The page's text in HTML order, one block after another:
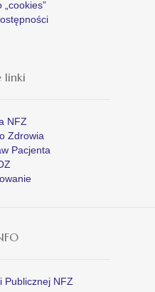
linki
NFZ
Zdrowia
Pacjenta
Publicznej NFZ